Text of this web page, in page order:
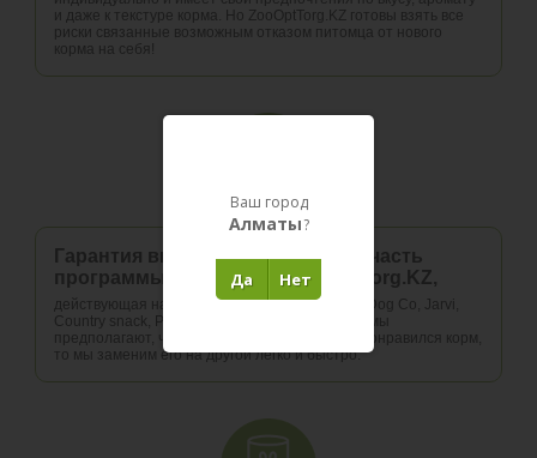
и даже к текстуре корма. Но ZooOptTorg.KZ готовы взять все
риски связанные возможным отказом питомца от нового
корма на себя!
Гарантия вкуса – неотъемлемая часть
программы лояльности ZooOptTorg.KZ,
действующая на корма брендов Wellness Cat\Dog Co, Jarvi,
Country snack, Pesta. Условия данной программы
предполагают, что если Вашему питомцу не понравился корм,
то мы заменим его на другой легко и быстро.
Ваш город
Алматы?
Нет
Да